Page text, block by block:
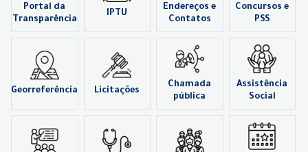
Portal da
Transparência
IPTU
Endereços e
Contatos
Concursos e
PSS
Georreferência Licitações
Chamada
pública
Assistência
Social